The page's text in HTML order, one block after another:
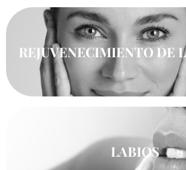
REJUVENECIMIENTO DE
LABIOS